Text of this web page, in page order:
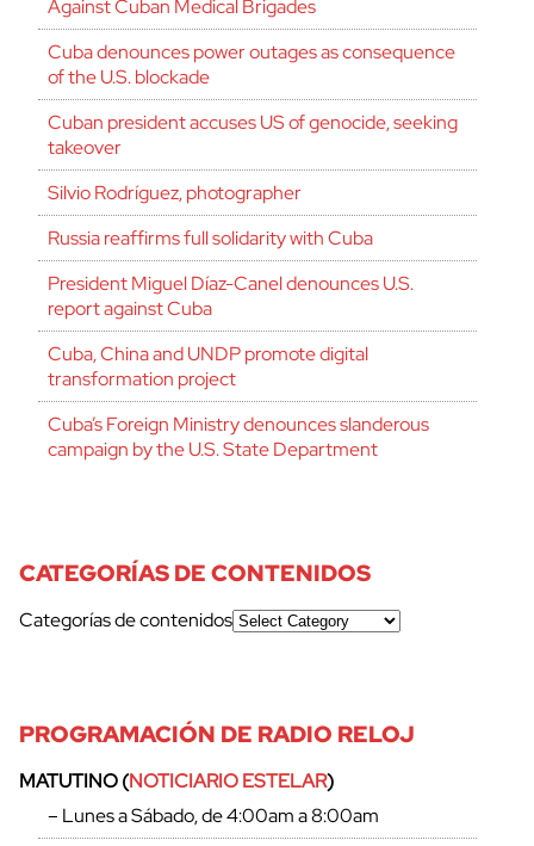
Against Cuban Medical Brigades
Cuba denounces power outages as consequence
of the U.S. blockade
Cuban president accuses US of genocide, seeking
takeover
Silvio Rodríguez, photographer
Russia reaffirms full solidarity with Cuba
President Miguel Díaz-Canel denounces U.S.
report against Cuba
Cuba, China and UNDP promote digital
transformation project
Cuba’s Foreign Ministry denounces slanderous
campaign by the U.S. State Department
CATEGORÍAS DE CONTENIDOS
Categorías de contenidos
PROGRAMACIÓN DE RADIO RELOJ
MATUTINO (NOTICIARIO ESTELAR)
– Lunes a Sábado, de 4:00am a 8:00am